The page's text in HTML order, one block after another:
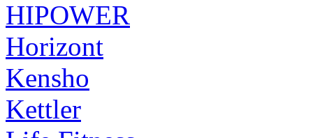
HIPOWER
Horizont
Kensho
Kettler